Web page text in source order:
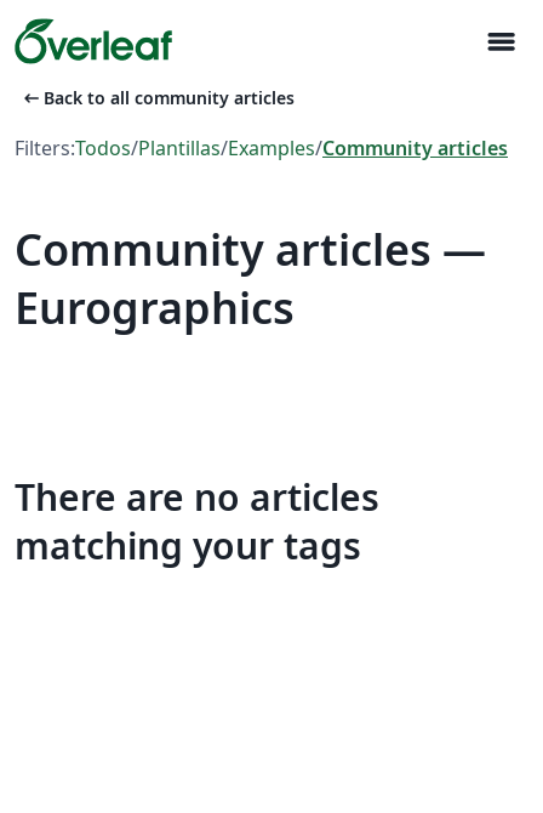
menu
arrow_left_alt Back to all community articles
Filters:Todos/Plantillas/Examples/Community articles
Community articles —
Eurographics
There are no articles
matching your tags